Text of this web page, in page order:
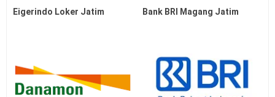
Eigerindo Loker Jatim Bank BRI Magang Jatim